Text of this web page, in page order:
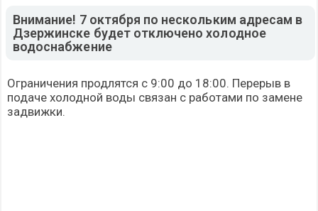
Внимание! 7 октября по нескольким адресам в
Дзержинске будет отключено холодное
водоснабжение
Ограничения продлятся с 9:00 до 18:00. Перерыв в
подаче холодной воды связан с работами по замене
задвижки.